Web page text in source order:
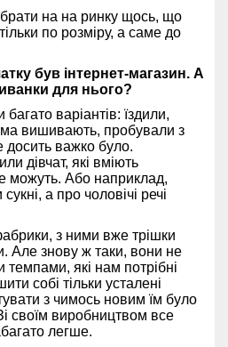
на на ринку щось, що
по розміру, а саме до
був інтернет-магазин. А
для нього?
варіантів: їздили,
вишивають, пробували з
досить важко було.
дівчат, які вміють
можуть. Або наприклад,
а про чоловічі речі
з ними вже трішки
Але знову ж таки, вони не
темпами, які нам потрібні
собі тільки усталені
з чимось новим їм було
своїм виробництвом все
легше.